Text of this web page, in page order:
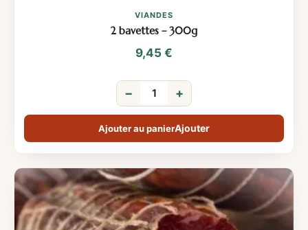
VIANDES
2 bavettes – 300g
9,45 €
− +
Ajouter au panier